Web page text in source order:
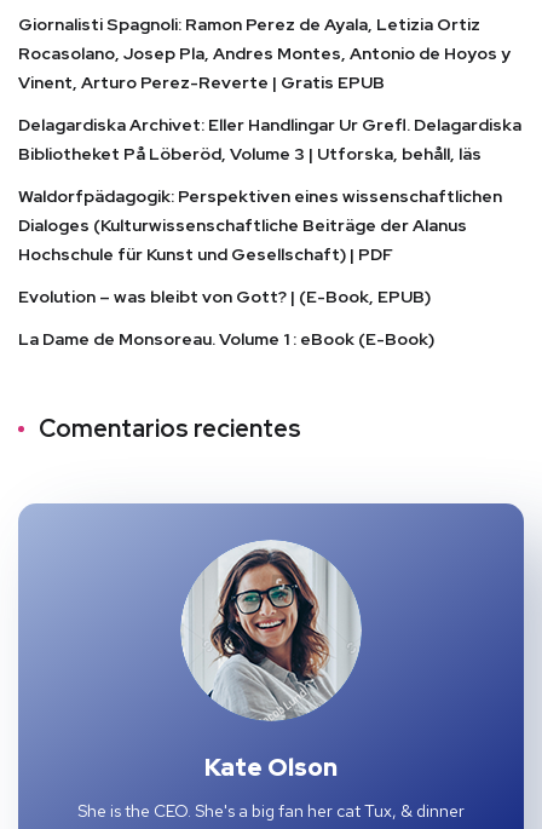
Giornalisti Spagnoli: Ramon Perez de Ayala, Letizia Ortiz
Rocasolano, Josep Pla, Andres Montes, Antonio de Hoyos y
Vinent, Arturo Perez-Reverte | Gratis EPUB
Delagardiska Archivet: Eller Handlingar Ur Grefl. Delagardiska
Bibliotheket På Löberöd, Volume 3 | Utforska, behåll, läs
Waldorfpädagogik: Perspektiven eines wissenschaftlichen
Dialoges (Kulturwissenschaftliche Beiträge der Alanus
Hochschule für Kunst und Gesellschaft) | PDF
Evolution – was bleibt von Gott? | (E-Book, EPUB)
La Dame de Monsoreau. Volume 1 : eBook (E-Book)
Comentarios recientes
Kate Olson
She is the CEO. She's a big fan her cat Tux, & dinner